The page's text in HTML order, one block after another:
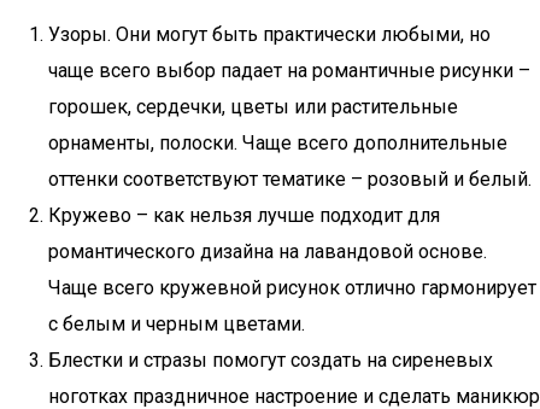
Узоры. Они могут быть практически любыми, но
чаще всего выбор падает на романтичные рисунки –
горошек, сердечки, цветы или растительные
орнаменты, полоски. Чаще всего дополнительные
оттенки соответствуют тематике – розовый и белый.
Кружево – как нельзя лучше подходит для
романтического дизайна на лавандовой основе.
Чаще всего кружевной рисунок отлично гармонирует
с белым и черным цветами.
Блестки и стразы помогут создать на сиреневых
ноготках праздничное настроение и сделать маникюр